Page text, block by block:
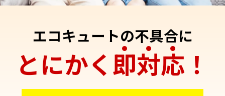
エコキュートの不具合に
とにかく即対応 ！